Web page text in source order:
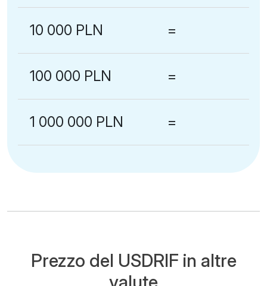
10 000 PLN =
100 000 PLN =
1 000 000 PLN =
Prezzo del USDRIF in altre
valute